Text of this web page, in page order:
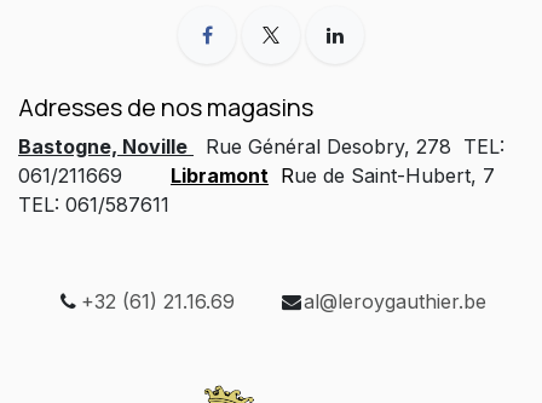
Adresses de nos magasins
Bastogne, Noville
Rue Général Desobry, 278 TEL:
061/211669
Libramont Rue de Saint-Hubert, 7
TEL: 061/587611
+32 (61) 21.16.69 al@leroygauthier.be